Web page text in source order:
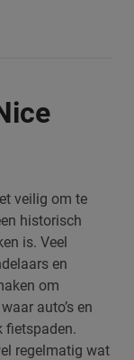
veilig om te
historisch
is. Veel
en
om
auto’s en
fietspaden.
regelmatig wat